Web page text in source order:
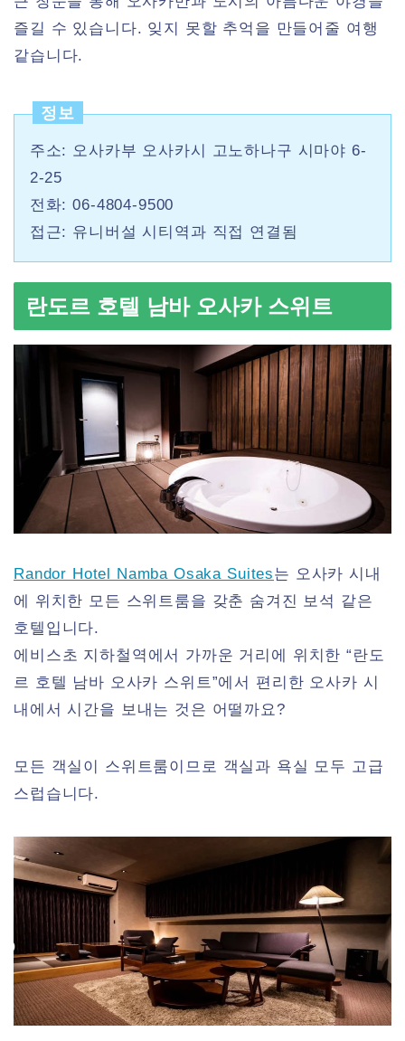
즐길 수 있습니다. 잊지 못할 추억을 만들어줄 여행
같습니다.
정보
주소: 오사카부 오사카시 고노하나구 시마야 6-
2-25
전화: 06-4804-9500
접근: 유니버설 시티역과 직접 연결됨
란도르 호텔 남바 오사카 스위트
Randor Hotel Namba Osaka Suites는 오사카 시내
에 위치한 모든 스위트룸을 갖춘 숨겨진 보석 같은
호텔입니다.
에비스초 지하철역에서 가까운 거리에 위치한 “란도
르 호텔 남바 오사카 스위트”에서 편리한 오사카 시
내에서 시간을 보내는 것은 어떨까요?
모든 객실이 스위트룸이므로 객실과 욕실 모두 고급
스럽습니다.